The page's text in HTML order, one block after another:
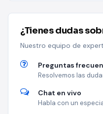
¿Tienes dudas
Nuestro equipo de
Preguntas
Resolvemos las
Chat en vivo
Habla con un